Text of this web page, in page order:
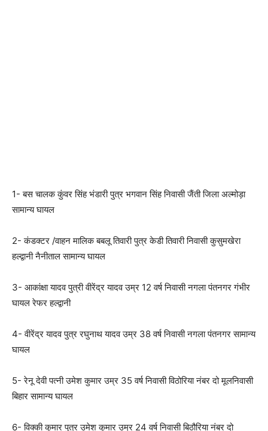
1- बस चालक कुंवर सिंह भंडारी पुत्र भगवान सिंह निवासी जैंती जिला अल्मोड़ा
सामान्य घायल
2- कंडक्टर /वाहन मालिक बबलू तिवारी पुत्र केडी तिवारी निवासी कुसुमखेरा
हल्द्वानी नैनीताल सामान्य घायल
3- आकांक्षा यादव पुत्री वीरेंद्र यादव उम्र 12 वर्ष निवासी नगला पंतनगर गंभीर
घायल रेफर हल्द्वानी
4- वीरेंद्र यादव पुत्र रघुनाथ यादव उम्र 38 वर्ष निवासी नगला पंतनगर सामान्य
घायल
5- रेनू देवी पत्नी उमेश कुमार उम्र 35 वर्ष निवासी विठोरिया नंबर दो मूलनिवासी
बिहार सामान्य घायल
6- विक्की कुमार पुत्र उमेश कुमार उम्र 24 वर्ष निवासी बिठौरिया नंबर दो